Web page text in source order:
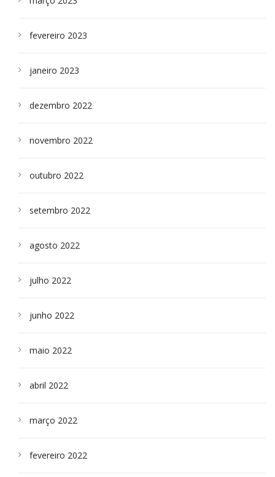
fevereiro 2023
janeiro 2023
dezembro 2022
novembro 2022
outubro 2022
setembro 2022
agosto 2022
julho 2022
junho 2022
maio 2022
abril 2022
março 2022
fevereiro 2022